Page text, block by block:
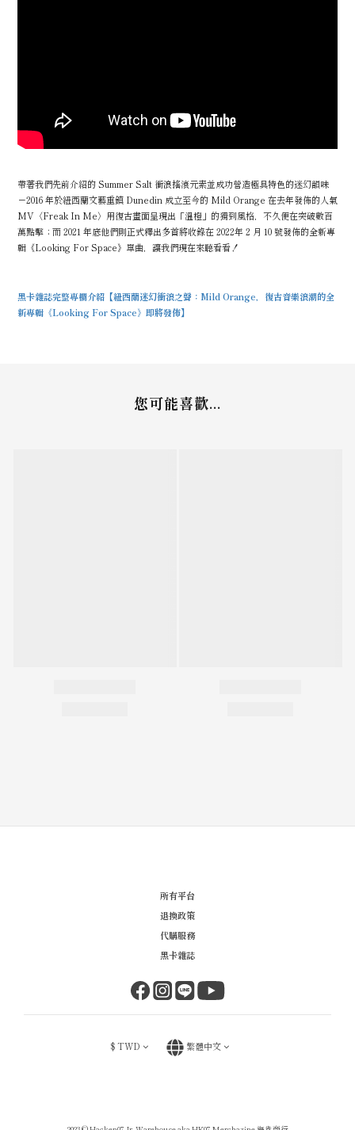
帶著我們先前介紹的 Summer Salt 衝浪搖滾元素並成功營造極具特色的迷幻韻味
－2016 年於紐西蘭文藝重鎮 Dunedin 成立至今的 Mild Orange 在去年發佈的人氣
MV〈Freak In Me〉用復古畫面呈現出「溫橙」的獨到風格，不久便在突破數百
萬點擊；而 2021 年底他們則正式釋出多首將收錄在 2022年 2 月 10 號發佈的全新專
輯《Looking For Space》單曲，讓我們現在來聽看看！
黑卡雜誌完整專欄介紹【紐西蘭迷幻衝浪之聲：Mild Orange，復古音樂浪潮的全
新專輯《Looking For Space》即將發佈】
您可能喜歡...
所有平台
退換政策
代購服務
黑卡雜誌
$TWD 繁體中文